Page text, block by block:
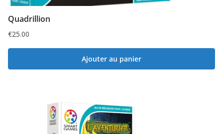
Quadrillion
€25.00
Ajouter au panier